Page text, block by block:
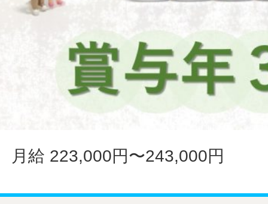
月給 223,000円〜243,000円